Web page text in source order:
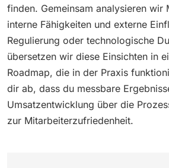
finden. Gemeinsam analysieren wir
interne Fähigkeiten und externe
Regulierung oder technologische
übersetzen wir diese Einsichten in
Roadmap, die in der Praxis
dir ab, dass du messbare
Umsatzentwicklung über die
zur Mitarbeiterzufriedenheit.